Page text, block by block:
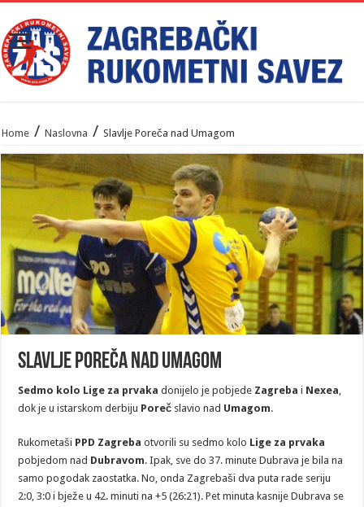
Home / Naslovna / Slavlje Poreča nad Umagom
Slavlje Poreča nad Umagom
Sedmo kolo Lige za prvaka donijelo je pobjede Zagreba i Nexea,
dok je u istarskom derbiju Poreč slavio nad Umagom.
Rukometaši PPD Zagreba otvorili su sedmo kolo Lige za prvaka
pobjedom nad Dubravom. Ipak, sve do 37. minute Dubrava je bila na
samo pogodak zaostatka. No, onda Zagrebaši dva puta rade seriju
2:0, 3:0 i bježe u 42. minuti na +5 (26:21). Pet minuta kasnije Dubrava se